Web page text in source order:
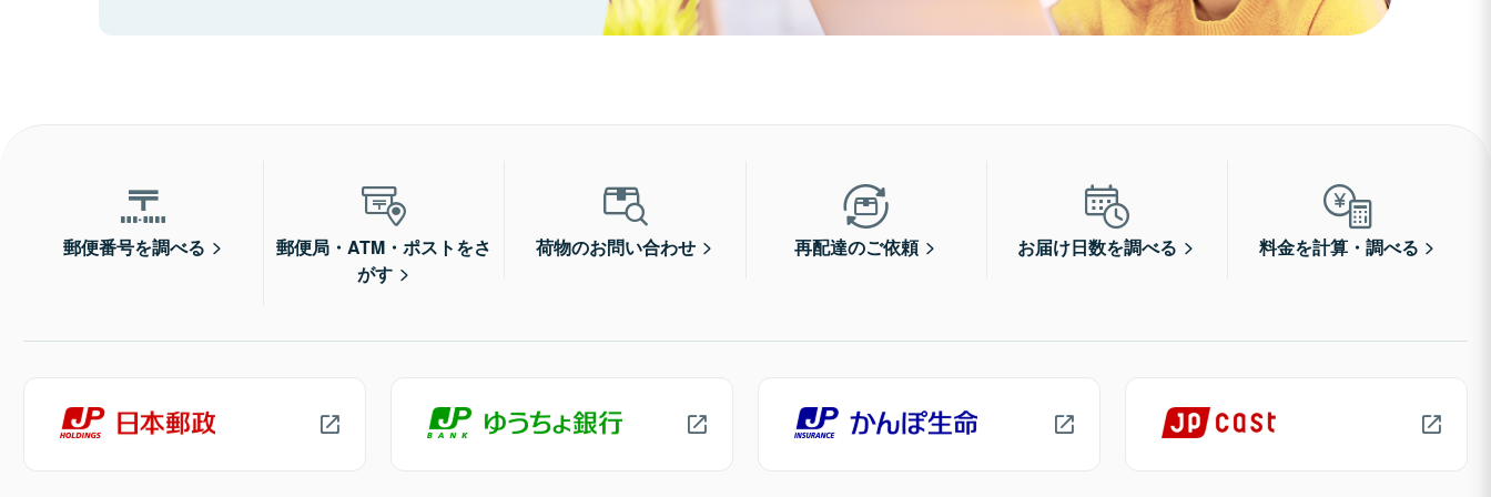
郵便番号を調べる
郵便局・ATM・ポストをさ
がす
荷物のお問い合わせ 再配達のご依頼 お届け日数を調べる 料金を計算・調べる